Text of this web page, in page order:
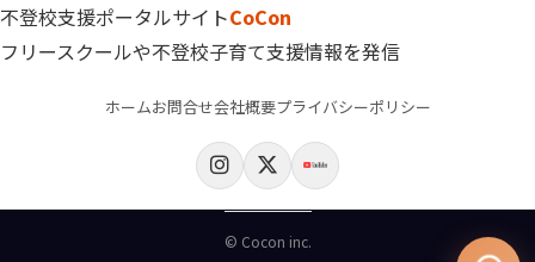
不登校支援ポータルサイトCoCon
フリースクールや不登校子育て支援情報を発信
ホームお問合せ会社概要プライバシーポリシー
© Cocon inc.